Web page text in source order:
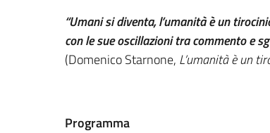
“Umani si diventa, l’umanità è un
con le sue oscillazioni tra commento e
(Domenico Starnone, L’umanità è un
Programma